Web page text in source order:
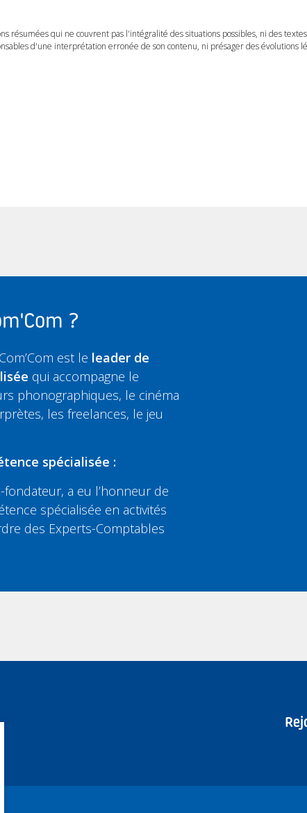
résumées qui ne couvrent pas l'intégralité des situations possibles, ni des
d'une interprétation erronée de son contenu, ni présager des évolutions
?
est le leader de
qui accompagne le
phonographiques, le cinéma
les freelances, le jeu
spécialisée :
fondateur, a eu l’honneur de
spécialisée en activités
des Experts-Comptables